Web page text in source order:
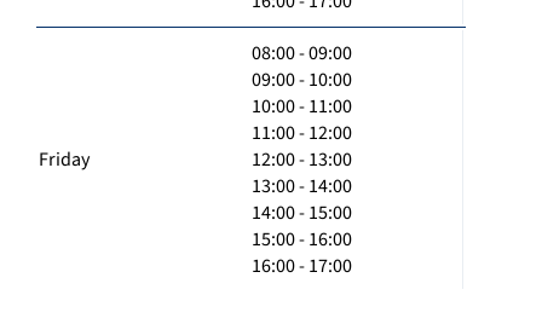
Friday
08:00 - 09:00
09:00 - 10:00
10:00 - 11:00
11:00 - 12:00
12:00 - 13:00
13:00 - 14:00
14:00 - 15:00
15:00 - 16:00
16:00 - 17:00